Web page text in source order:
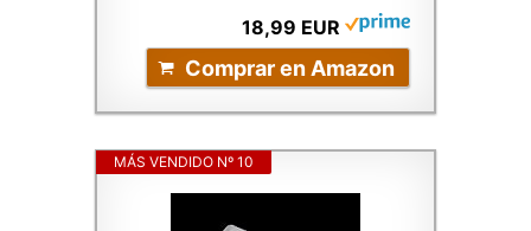
18,99 EUR
Comprar en Amazon
MÁS VENDIDO Nº 10